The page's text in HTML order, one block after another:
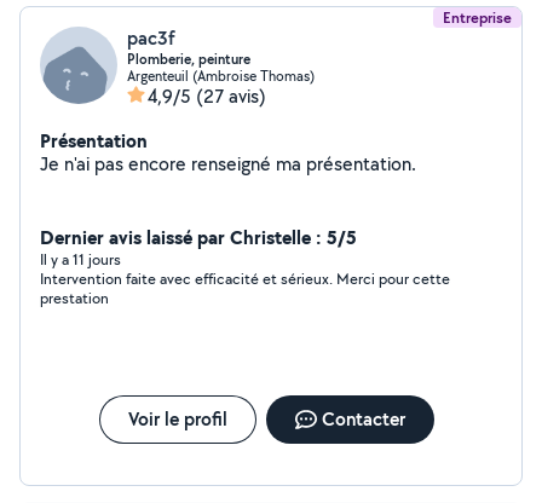
Entreprise
pac3f
Plomberie, peinture
Argenteuil (Ambroise Thomas)
4,9/5 (27 avis)
Présentation
Je n'ai pas encore renseigné ma présentation.
Dernier avis laissé par Christelle : 5/5
Il y a 11 jours
Intervention faite avec efficacité et sérieux. Merci pour cette
prestation
Voir le profil Contacter